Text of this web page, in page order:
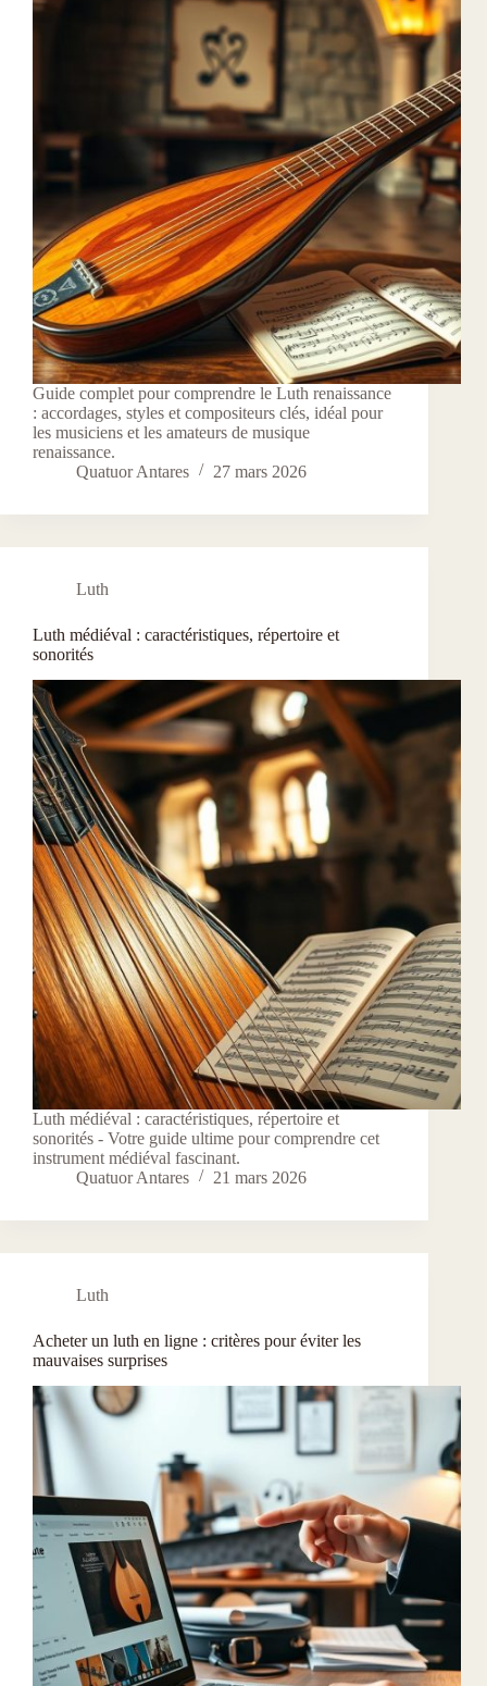
Guide complet pour comprendre le Luth renaissance
: accordages, styles et compositeurs clés, idéal pour
les musiciens et les amateurs de musique
renaissance.
Quatuor Antares
27 mars 2026
Luth
Luth médiéval : caractéristiques, répertoire et
sonorités
Luth médiéval : caractéristiques, répertoire et
sonorités - Votre guide ultime pour comprendre cet
instrument médiéval fascinant.
Quatuor Antares
21 mars 2026
Luth
Acheter un luth en ligne : critères pour éviter les
mauvaises surprises